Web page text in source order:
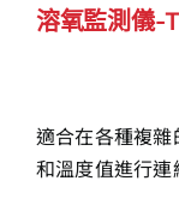
溶氧監測儀-
適合在各種複
和溫度值進行連